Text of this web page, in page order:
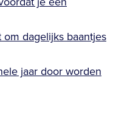
dagelijks baantjes
jaar door worden